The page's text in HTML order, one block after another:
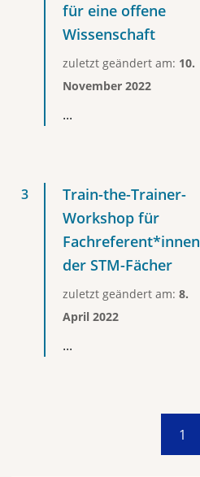
für eine offene
Wissenschaft
zuletzt geändert am: 10.
November 2022
...
Train-the-Trainer-
Workshop für
Fachreferent*innen
der STM-Fächer
zuletzt geändert am: 8.
April 2022
...
1